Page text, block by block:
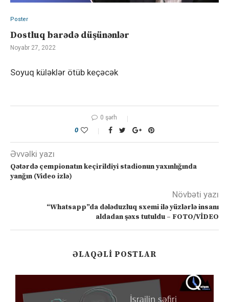
Poster
Dostluq barədə düşünənlər
Noyabr 27, 2022
Soyuq küləklər ötüb keçəcək
0 şərh
0
Əvvəlki yazı
Qətərdə çempionatın keçirildiyi stadionun yaxınlığında
yanğın (Video izlə)
Növbəti yazı
“Whatsapp”da dələduzluq sxemi ilə yüzlərlə insanı
aldadan şəxs tutuldu – FOTO/VİDEO
ƏLAQƏLI POSTLAR